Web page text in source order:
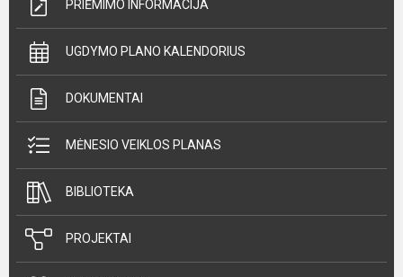
PRIĖMIMO INFORMACIJA
UGDYMO PLANO KALENDORIUS
DOKUMENTAI
MĖNESIO VEIKLOS PLANAS
BIBLIOTEKA
PROJEKTAI